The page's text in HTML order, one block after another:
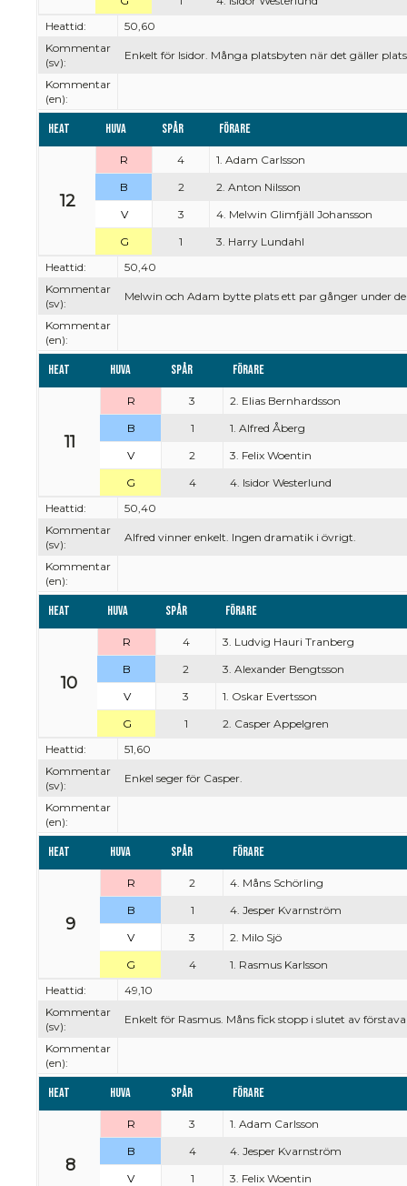
Heattid:
50,60
Kommentar
(sv):
Enkelt för Isidor. Många platsbyten när det gäller
Kommentar
(en):
Heat Huva Spår Förare
12
R 4
1. Adam Carlsson
B
2
2. Anton Nilsson
V
3
4. Melwin Glimfjäll Johansson
G
1
3. Harry Lundahl
Heattid:
50,40
Kommentar
(sv):
Melwin och Adam bytte plats ett par gånger under de
Kommentar
(en):
Heat Huva Spår Förare
11
R 3
2. Elias Bernhardsson
B
1
1. Alfred Åberg
V
2
3. Felix Woentin
G
4
4. Isidor Westerlund
Heattid:
50,40
Kommentar
(sv):
Alfred vinner enkelt. Ingen dramatik i övrigt.
Kommentar
(en):
Heat Huva Spår Förare
10
R 4
3. Ludvig Hauri Tranberg
B
2
3. Alexander Bengtsson
V
3
1. Oskar Evertsson
G
1
2. Casper Appelgren
Heattid:
51,60
Kommentar
(sv):
Enkel seger för Casper.
Kommentar
(en):
Heat Huva Spår Förare
9
R 2
4. Måns Schörling
B
1
4. Jesper Kvarnström
V
3
2. Milo Sjö
G
4
1. Rasmus Karlsson
Heattid:
49,10
Kommentar
(sv):
Enkelt för Rasmus. Måns fick stopp i slutet av
Kommentar
(en):
Heat Huva Spår Förare
8
R 3
1. Adam Carlsson
B
4
4. Jesper Kvarnström
V
1
3. Felix Woentin